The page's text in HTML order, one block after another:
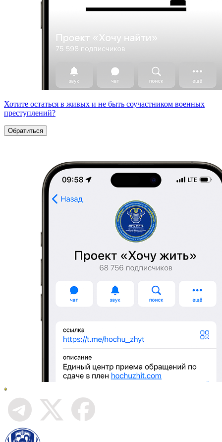
Хотите остаться в живых и не быть соучастником военных
преступлений?
Обратиться